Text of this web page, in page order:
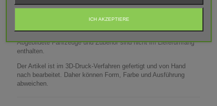
Maße (LxBxH): 5mm x 15mm x 10mm
Abgebildete Fahrzeuge und Zubehör sind nicht im Lieferumfang
enthalten.
Der Artikel ist im 3D-Druck-Verfahren gefertigt und von Hand
nach bearbeitet. Daher können Form, Farbe und Ausführung
abweichen.
ICH AKZEPTIERE